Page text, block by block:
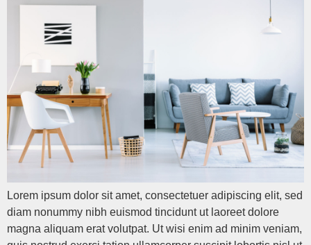
Lorem ipsum dolor sit amet, consectetuer adipiscing elit, sed
diam nonummy nibh euismod tincidunt ut laoreet dolore
magna aliquam erat volutpat. Ut wisi enim ad minim veniam,